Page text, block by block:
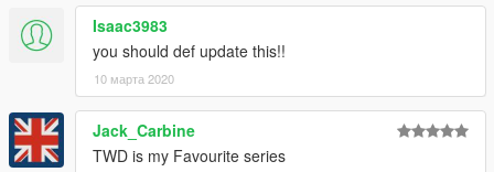
Isaac3983
you should def update this!!
10 марта 2020
Jack_Carbine
TWD is my Favourite series